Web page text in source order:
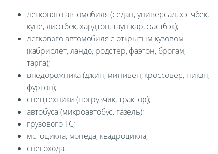
легкового автомобиля (седан, универсал, хэтчбек,
купе, лифтбек, хардтоп, таун-кар, фастбэк);
легкового автомобиля с открытым кузовом
(кабриолет, ландо, родстер, фаэтон, брогам,
тарга);
внедорожника (джип, минивен, кроссовер, пикап,
фургон);
спецтехники (погрузчик, трактор);
автобуса (микроавтобус, газель);
грузового ТС;
мотоцикла, мопеда, квадроцикла;
снегохода.